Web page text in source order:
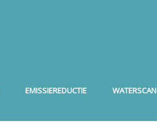
EMISSIEREDUCTIE WATERSCAN